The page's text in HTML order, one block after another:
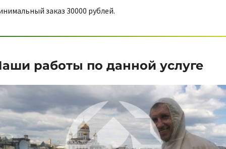
заказ 30000 рублей.
работы по данной услуге